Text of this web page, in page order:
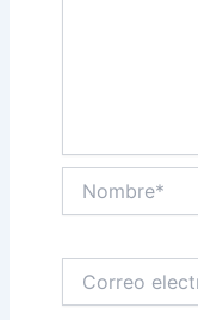
electrónico*